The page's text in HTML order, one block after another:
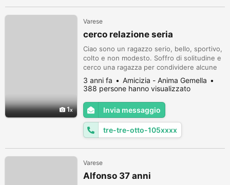
1
Varese
cerco relazione seria
Ciao sono un ragazzo serio, bello, sportivo,
colto e non modesto. Soffro di solitudine e
cerco una ragazza per condividere alcune
esperienze. Non è facile per me trovare la
ragazza giusta, visto che le mie due
precedenti relazioni sono state con due
fotomodelle. Per cui se sei giovane (max.
trent'anni) studentessa e comunque una
bella ragazza (tipo modella),...
3 anni fa
Amicizia - Anima Gemella
388 persone hanno visualizzato
Invia messaggio
tre-tre-otto-105xxxx
Varese
Alfonso 37 anni